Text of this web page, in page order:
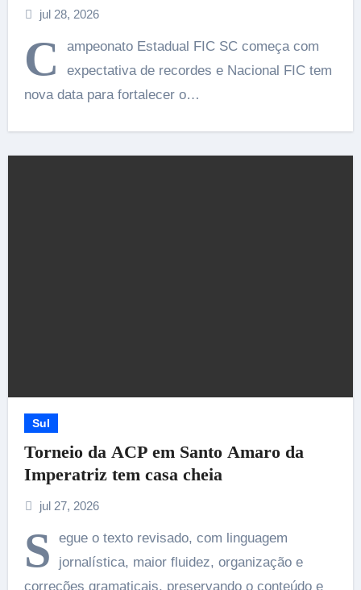
jul 28, 2026
C
ampeonato Estadual FIC SC começa com
expectativa de recordes e Nacional FIC tem
nova data para fortalecer o…
Sul
Torneio da ACP em Santo Amaro da
Imperatriz tem casa cheia
jul 27, 2026
S
egue o texto revisado, com linguagem
jornalística, maior fluidez, organização e
correções gramaticais, preservando o conteúdo e